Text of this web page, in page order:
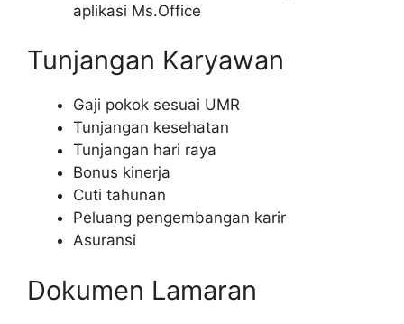
aplikasi Ms.Office
Tunjangan Karyawan
Gaji pokok sesuai UMR
Tunjangan kesehatan
Tunjangan hari raya
Bonus kinerja
Cuti tahunan
Peluang pengembangan karir
Asuransi
Dokumen Lamaran